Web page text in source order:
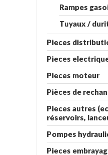
Rampes
Tuyaux /
Pieces
Pieces
Pieces moteur
Pièces de
Pieces autres
réservoirs,
Pompes
Pieces